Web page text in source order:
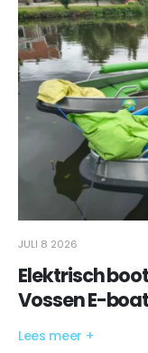
JULI 8 2026
Elektrisch
Vossen E-
Lees meer +